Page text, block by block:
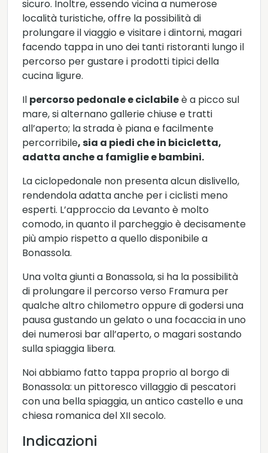
sicuro. Inoltre, essendo vicina a numerose
località turistiche, offre la possibilità di
prolungare il viaggio e visitare i dintorni, magari
facendo tappa in uno dei tanti ristoranti lungo il
percorso per gustare i prodotti tipici della
cucina ligure.
Il percorso pedonale e ciclabileè a picco sul
mare, si alternano gallerie chiuse e tratti
all’aperto; la strada è piana e facilmente
percorribile, sia a piedi che in bicicletta,
adatta anche a famiglie e bambini.
La ciclopedonale non presenta alcun dislivello,
rendendola adatta anche per i ciclisti meno
esperti. L’approccio da Levanto è molto
comodo, in quanto il parcheggio è decisamente
più ampio rispetto a quello disponibile a
Bonassola.
Una volta giunti a Bonassola, si ha la possibilità
di prolungare il percorso verso Framura per
qualche altro chilometro oppure di godersi una
pausa gustando un gelato o una focaccia in uno
dei numerosi bar all’aperto, o magari sostando
sulla spiaggia libera.
Noi abbiamo fatto tappa proprio al borgo di
Bonassola: un pittoresco villaggio di pescatori
con una bella spiaggia, un antico castello e una
chiesa romanica del XII secolo.
Indicazioni